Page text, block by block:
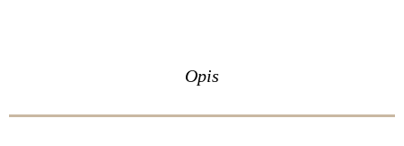
Opis